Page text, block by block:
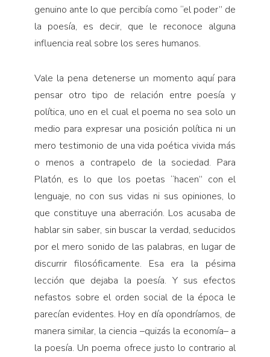
genuino ante lo que percibía como “el poder” de
la poesía, es decir, que le reconoce alguna
influencia real sobre los seres humanos.
Vale la pena detenerse un momento aquí para
pensar otro tipo de relación entre poesía y
política, uno en el cual el poema no sea solo un
medio para expresar una posición política ni un
mero testimonio de una vida poética vivida más
o menos a contrapelo de la sociedad. Para
Platón, es lo que los poetas “hacen” con el
lenguaje, no con sus vidas ni sus opiniones, lo
que constituye una aberración. Los acusaba de
hablar sin saber, sin buscar la verdad, seducidos
por el mero sonido de las palabras, en lugar de
discurrir filosóficamente. Esa era la pésima
lección que dejaba la poesía. Y sus efectos
nefastos sobre el orden social de la época le
parecían evidentes. Hoy en día opondríamos, de
manera similar, la ciencia –quizás la economía– a
la poesía. Un poema ofrece justo lo contrario al